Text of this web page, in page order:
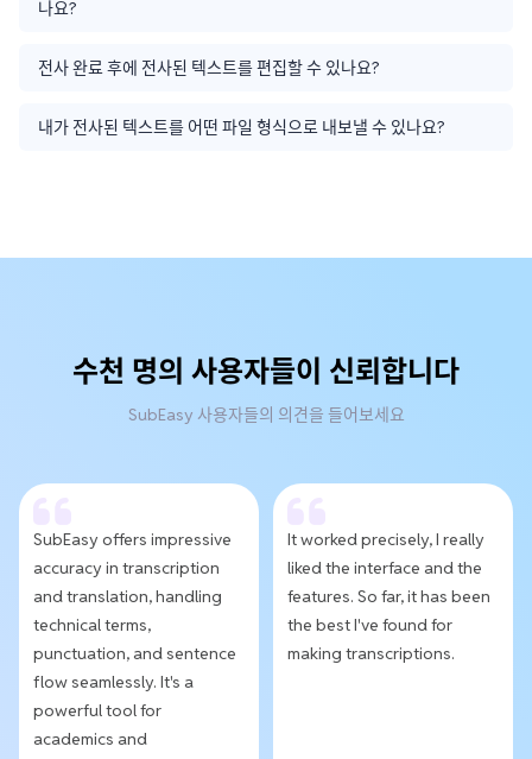
나요?
전사 완료 후에 전사된 텍스트를 편집할 수 있나요?
내가 전사된 텍스트를 어떤 파일 형식으로 내보낼 수 있나요?
수천 명의 사용자들이 신뢰합니다
SubEasy 사용자들의 의견을 들어보세요
SubEasy offers impressive
accuracy in transcription
and translation, handling
technical terms,
punctuation, and sentence
flow seamlessly. It's a
powerful tool for
academics and
It worked precisely, I really
liked the interface and the
features. So far, it has been
the best I've found for
making transcriptions.